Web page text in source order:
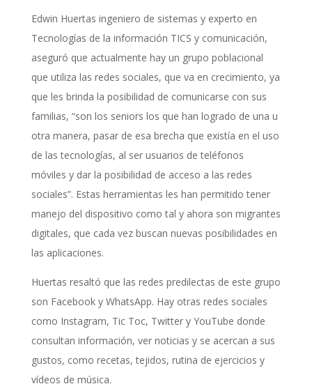
Edwin Huertas ingeniero de sistemas y experto en
Tecnologías de la información TICS y comunicación,
aseguró que actualmente hay un grupo poblacional
que utiliza las redes sociales, que va en crecimiento, ya
que les brinda la posibilidad de comunicarse con sus
familias, “son los seniors los que han logrado de una u
otra manera, pasar de esa brecha que existía en el uso
de las tecnologías, al ser usuarios de teléfonos
móviles y dar la posibilidad de acceso a las redes
sociales”. Estas herramientas les han permitido tener
manejo del dispositivo como tal y ahora son migrantes
digitales, que cada vez buscan nuevas posibilidades en
las aplicaciones.
Huertas resaltó que las redes predilectas de este grupo
son Facebook y WhatsApp. Hay otras redes sociales
como Instagram, Tic Toc, Twitter y YouTube donde
consultan información, ver noticias y se acercan a sus
gustos, como recetas, tejidos, rutina de ejercicios y
vídeos de música.